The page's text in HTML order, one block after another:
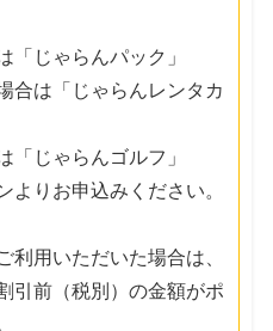
じゃらんパック」
合は「じゃらんレンタカ
じゃらんゴルフ」
りお申込みください。
用いただいた場合は、
引前（税別）の金額がポ
。